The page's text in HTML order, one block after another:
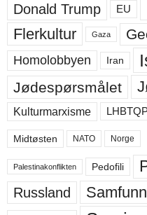
Donald Trump EU
Flerkultur Gaza
Homolobbyen Iran
Jødespørsmålet
Kulturmarxisme
Midtøsten NATO Norge
Palestinakonflikten Pedofili
Russland Samfunn